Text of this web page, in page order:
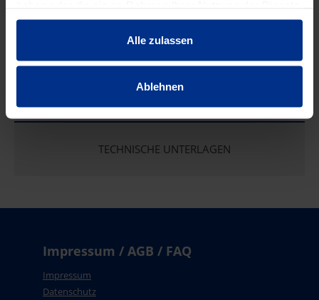
gesammelt haben.
Alle zulassen
Ablehnen
EIGENSCHAFTEN
TECHNISCHE UNTERLAGEN
Impressum / AGB / FAQ
Impressum
Datenschutz